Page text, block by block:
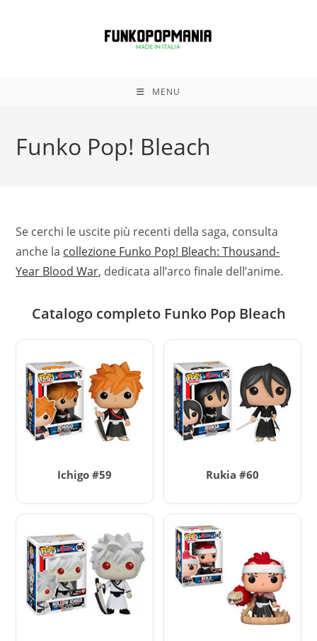
MENU
Funko Pop! Bleach
Se cerchi le uscite più recenti della saga, consulta
anche la collezione Funko Pop! Bleach: Thousand-
Year Blood War, dedicata all’arco finale dell’anime.
Catalogo completo Funko Pop Bleach
Ichigo #59 Rukia #60